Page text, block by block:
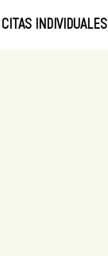
CITAS INDIVIDUALES